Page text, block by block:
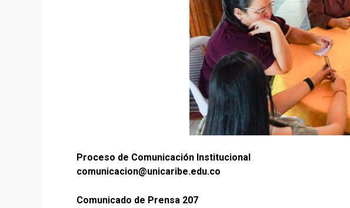
Proceso de Comunicación Institucional
comunicacion@unicaribe.edu.co
Comunicado de Prensa 207